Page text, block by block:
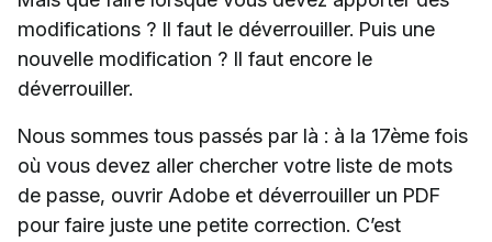
modifications ? Il faut le déverrouiller. Puis une
nouvelle modification ? Il faut encore le
déverrouiller.
Nous sommes tous passés par là : à la 17ème fois
où vous devez aller chercher votre liste de mots
de passe, ouvrir Adobe et déverrouiller un PDF
pour faire juste une petite correction. C’est